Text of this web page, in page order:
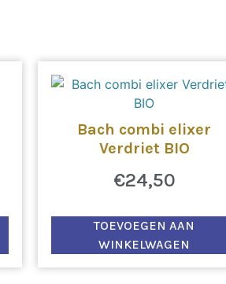
Bach combi elixer
Verdriet BIO
€24,50
TOEVOEGEN AAN
WINKELWAGEN